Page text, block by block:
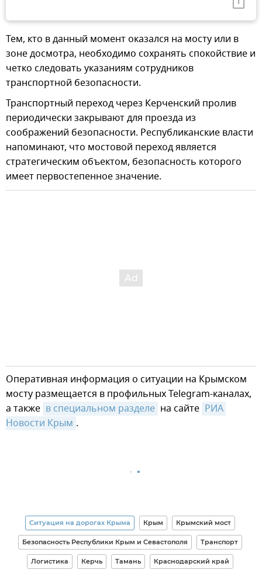
Тем, кто в данный момент оказался на мосту или в
зоне досмотра, необходимо сохранять спокойствие и
четко следовать указаниям сотрудников
транспортной безопасности.
Транспортный переход через Керченский пролив
периодически закрывают для проезда из
соображений безопасности. Республиканские власти
напоминают, что мостовой переход является
стратегическим объектом, безопасность которого
имеет первостепенное значение.
Оперативная информация о ситуации на Крымском
мосту размещается в профильных Telegram-каналах,
а также в специальном разделе на сайте РИА
Новости Крым .
Ситуация на дорогах Крыма Крым Крымский мост
Безопасность Республики Крым и Севастополя Транспорт
Логистика Керчь Тамань Краснодарский край